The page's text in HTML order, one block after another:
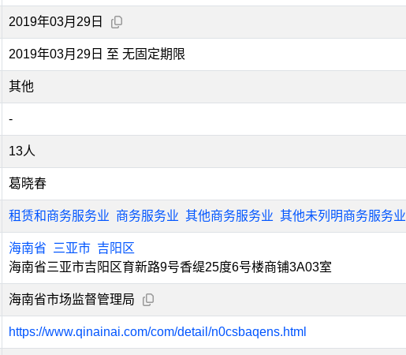
2019年03月29日
2019年03月29日 至 无固定期限
其他
-
13人
葛晓春
租赁和商务服务业 商务服务业 其他商务服务业 其他未列明商务服务业
海南省 三亚市 吉阳区
海南省三亚市吉阳区育新路9号香缇25度6号楼商铺3A03室
海南省市场监督管理局
https://www.qinainai.com/com/detail/n0csbaqens.html